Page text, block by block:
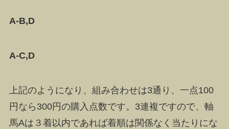
A-B,D
A-C,D
上記のようになり、 組み合わせは3通り、一点100
円なら300円の購入点数です。 3連複ですので、軸
馬Aは３着以内であれば着順は関係なく当たりにな